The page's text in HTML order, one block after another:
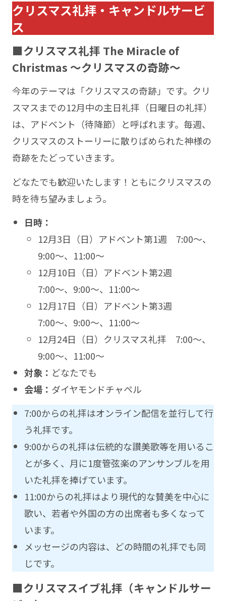
クリスマス礼拝・キャンドルサービ
ス
■クリスマス礼拝 The Miracle of
Christmas 〜クリスマスの奇跡〜
今年のテーマは「クリスマスの奇跡」です。クリ
スマスまでの12月中の主日礼拝（日曜日の礼拝）
は、アドベント（待降節）と呼ばれます。毎週、
クリスマスのストーリーに散りばめられた神様の
奇跡をたどっていきます。
どなたでも歓迎いたします！ともにクリスマスの
時を待ち望みましょう。
日時：
12月3日（日）アドベント第1週 7:00〜、
9:00〜、11:00〜
12月10日（日）アドベント第2週
7:00〜、9:00〜、11:00〜
12月17日（日）アドベント第3週
7:00〜、9:00〜、11:00〜
12月24日（日）クリスマス礼拝 7:00〜、
9:00〜、11:00〜
対象： どなたでも
会場： ダイヤモンドチャペル
7:00からの礼拝はオンライン配信を並行して行
う礼拝です。
9:00からの礼拝は伝統的な讃美歌等を用いるこ
とが多く、月に1度管弦楽のアンサンブルを用
いた礼拝を捧げています。
11:00からの礼拝はより現代的な賛美を中心に
歌い、若者や外国の方の出席者も多くなって
います。
メッセージの内容は、どの時間の礼拝でも同
じです。
■クリスマスイブ礼拝（キャンドルサー